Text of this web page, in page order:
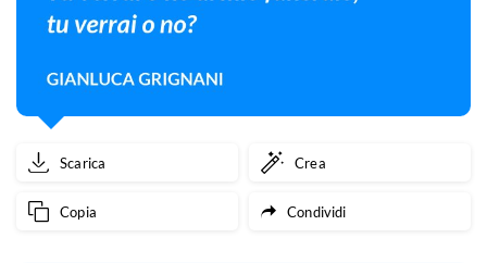
Scarica Crea
Copia Condividi